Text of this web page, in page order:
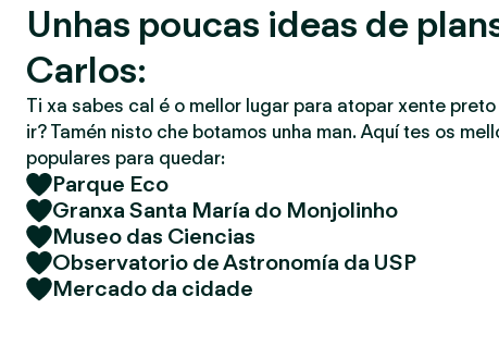
Unhas poucas ideas de
Carlos:
Ti xa sabes cal é o mellor lugar para atopar xente
ir? Tamén nisto che botamos unha man. Aquí tes os
populares para quedar:
Parque Eco
Granxa Santa María do Monjolinho
Museo das Ciencias
Observatorio de Astronomía da USP
Mercado da cidade